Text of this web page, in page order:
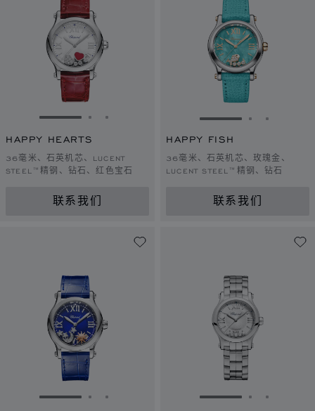
转到幻灯片 1转到幻灯片 2
转到幻灯片 3
HAPPY HEARTS
36毫米、石英机芯、LUCENT
STEEL™精钢、钻石、红色宝石
联系我们
转到幻灯片 1转到幻灯
转到幻
HAPPY FISH
36毫米、石英机芯、玫瑰金、
LUCENT STEEL™精钢、钻石
联系我们
转到幻灯片 1转到幻灯片 2
转到幻灯片 3
转到幻灯片 1转到幻灯
转到幻